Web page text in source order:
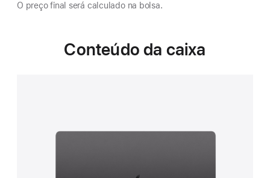
O preço final será calculado na bolsa.
Conteúdo da caixa